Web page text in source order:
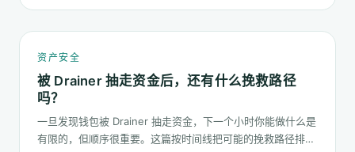
资产安全
被 Drainer 抽走资金后，还有什么挽救路径
吗？
一旦发现钱包被 Drainer 抽走资金，下一个小时你能做什么是
有限的，但顺序很重要。这篇按时间线把可能的挽救路径排一